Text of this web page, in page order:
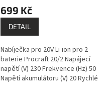
699 Kč
DETAIL
Nabíječka pro 20V Li-ion pro 2
baterie Procraft 20/2 Napájecí
napětí (V) 230 Frekvence (Hz) 50
Napětí akumulátoru (V) 20 Rychlé